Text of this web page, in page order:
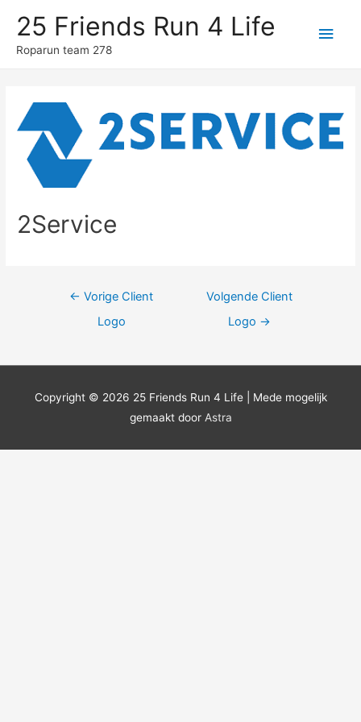
25 Friends Run 4 Life
Roparun team 278
2Service
Berichtnavigatie
← Vorige Client
Logo
Volgende Client
Logo →
Copyright © 2026 25 Friends Run 4 Life| Mede mogelijk
gemaakt door Astra